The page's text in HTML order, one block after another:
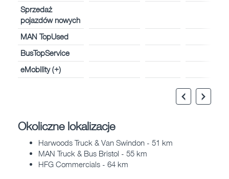
Sprzedaż
pojazdów nowych
MAN TopUsed
BusTopService
eMobility (+)
Okoliczne lokalizacje
Harwoods Truck & Van Swindon - 51 km
MAN Truck & Bus Bristol - 55 km
HFG Commercials - 64 km